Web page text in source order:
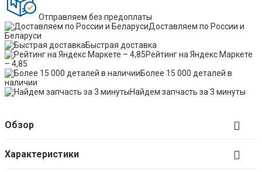
Отправляем без предоплаты
Доставляем по России и
Беларуси
Быстрая доставка
Рейтинг на Яндекс Маркете
– 4,85
Более 15 000 деталей в
наличии
Найдем запчасть за 3 минуты
Обзор
Характеристики